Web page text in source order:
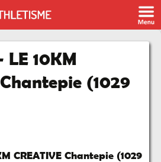
LE 10KM
(1029
CREATIVE Chantepie (1029